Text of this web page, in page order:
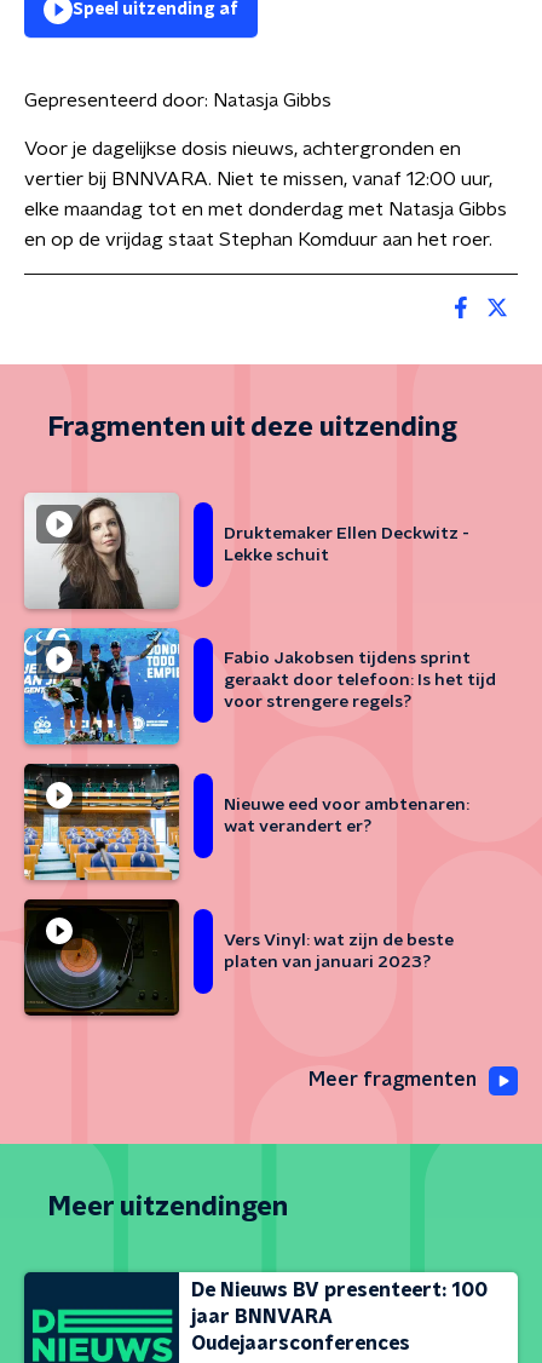
Speel uitzending af
Gepresenteerd door: Natasja Gibbs
Voor je dagelijkse dosis nieuws, achtergronden en
vertier bij BNNVARA. Niet te missen, vanaf 12:00 uur,
elke maandag tot en met donderdag met Natasja Gibbs
en op de vrijdag staat Stephan Komduur aan het roer.
Fragmenten uit deze uitzending
Druktemaker Ellen Deckwitz -
Lekke schuit
Fabio Jakobsen tijdens sprint
geraakt door telefoon: Is het tijd
voor strengere regels?
Nieuwe eed voor ambtenaren:
wat verandert er?
Vers Vinyl: wat zijn de beste
platen van januari 2023?
Meer fragmenten
Meer uitzendingen
De Nieuws BV presenteert: 100
jaar BNNVARA
Oudejaarsconferences